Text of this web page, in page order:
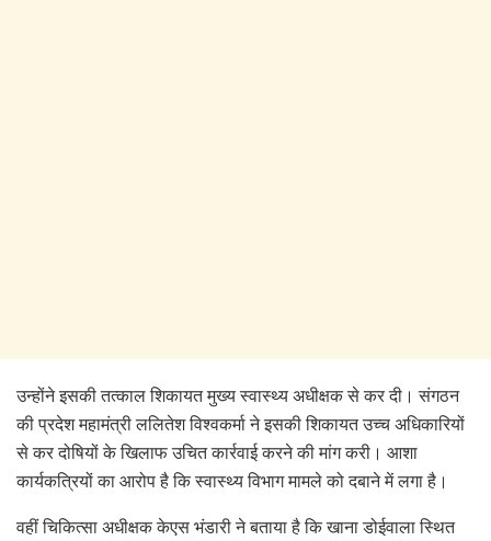
उन्होंने इसकी तत्काल शिकायत मुख्य स्वास्थ्य अधीक्षक से कर दी। संगठन
की प्रदेश महामंत्री ललितेश विश्वकर्मा ने इसकी शिकायत उच्च अधिकारियों
से कर दोषियों के खिलाफ उचित कार्रवाई करने की मांग करी। आशा
कार्यकत्रियों का आरोप है कि स्वास्थ्य विभाग मामले को दबाने में लगा है।
वहीं चिकित्सा अधीक्षक केएस भंडारी ने बताया है कि खाना डोईवाला स्थित